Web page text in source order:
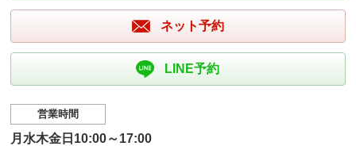
ネット予約
LINE予約
営業時間
月水木金日10:00～17:00